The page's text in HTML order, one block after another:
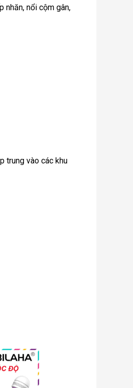
nhăn, nổi cộm gân,
trung vào các khu
Khoảng
giá:
từ
70.000 VND